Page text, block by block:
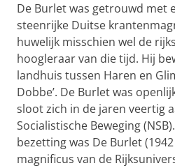
De Burlet was getrouwd met
steenrijke Duitse
huwelijk misschien wel de
hoogleraar van die tijd. Hij
landhuis tussen Haren en
Dobbe’. De Burlet was
sloot zich in de jaren veertig
Socialistische Beweging
bezetting was De Burlet
magnificus van de